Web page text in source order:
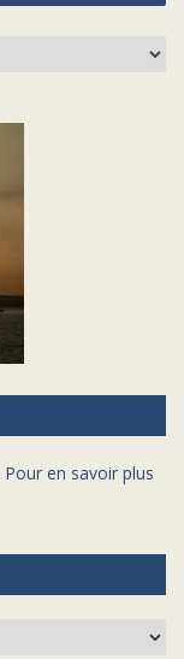
Pour en savoir plus